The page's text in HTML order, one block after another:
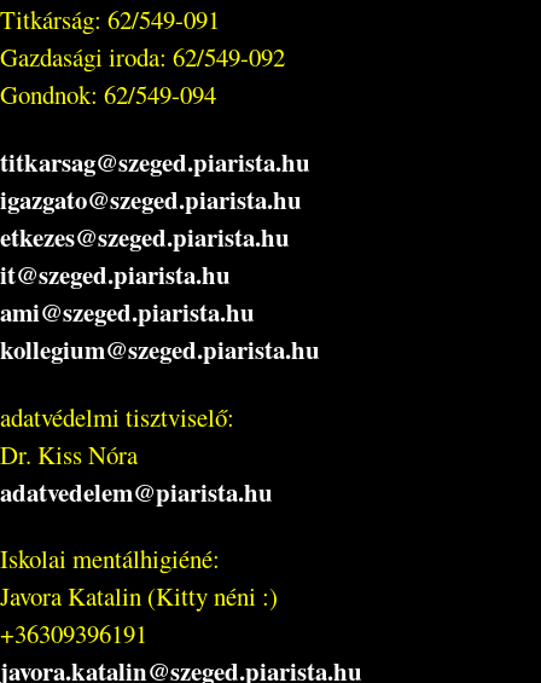
Titkárság: 62/549-091
Gazdasági iroda: 62/549-092
Gondnok: 62/549-094
titkarsag@szeged.piarista.hu
igazgato@szeged.piarista.hu
etkezes@szeged.piarista.hu
it@szeged.piarista.hu
ami@szeged.piarista.hu
kollegium@szeged.piarista.hu
adatvédelmi tisztviselő:
Dr. Kiss Nóra
adatvedelem@piarista.hu
Iskolai mentálhigiéné:
Javora Katalin (Kitty néni :)
+36309396191
javora.katalin@szeged.piarista.hu